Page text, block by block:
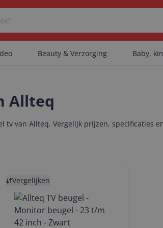
Er zijn geen categorieën gevonden.
Er zijn geen artikelen gevonden.
Beauty & Verzorging Baby,
Allteq
tv van Allteq. Vergelijk prijzen, specificaties
Vergelijken